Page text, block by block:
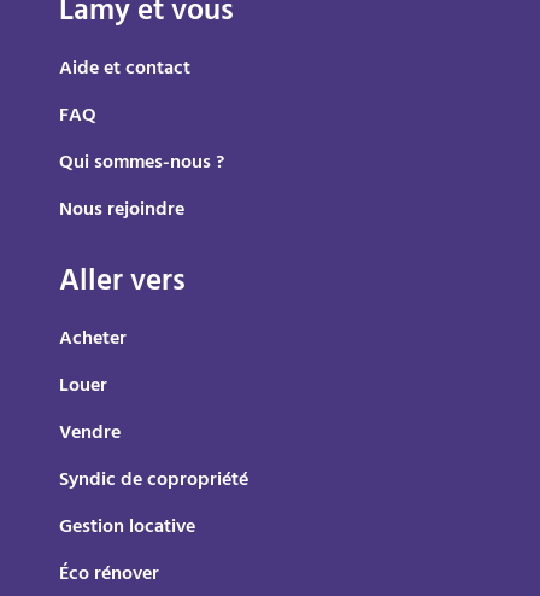
savoir sur le bail mobilité pour l'exploiter au
mieux !
Lamy et vous
Aide et contact
FAQ
Qui sommes-nous ?
Nous rejoindre
Aller vers
Acheter
Louer
Vendre
Syndic de copropriété
Gestion locative
Éco rénover